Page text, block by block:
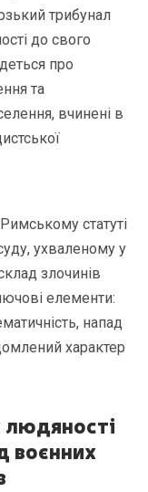
трибунал
до свого
про
та
вчинені в
статуті
ухваленому у
злочинів
елементи:
напад
характер
воєнних